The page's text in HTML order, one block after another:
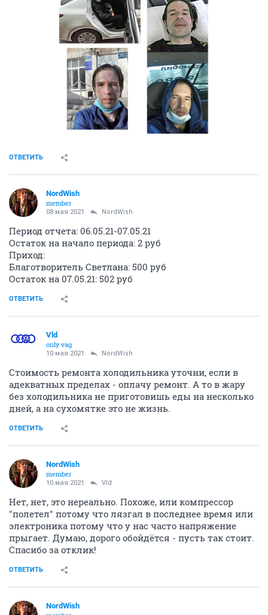
ОТВЕТИТЬ
NordWish
member
08 мая 2021 NordWish
Период отчета: 06.05.21-07.05.21
Остаток на начало периода: 2 руб
Приход:
Благотворитель Светлана: 500 руб
Остаток на 07.05.21: 502 руб
ОТВЕТИТЬ
Vld
only vag
10 мая 2021 NordWish
Стоимость ремонта холодильника уточни, если в
адекватных пределах - оплачу ремонт. А то в жару
без холодильника не приготовишь еды на несколько
дней, а на сухомятке это не жизнь.
ОТВЕТИТЬ
NordWish
member
10 мая 2021 Vld
Нет, нет, это нереально. Похоже, или компрессор
"полетел" потому что лязгал в последнее время или
электроника потому что у нас часто напряжение
прыгает. Думаю, дорого обойдётся - пусть так стоит.
Спасибо за отклик!
ОТВЕТИТЬ
NordWish